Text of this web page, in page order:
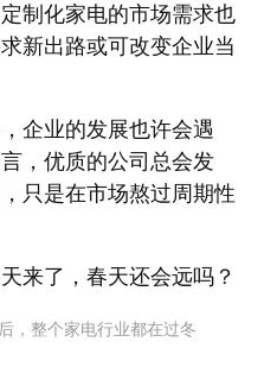
制化家电的市场需求也
新出路或可改变企业当
企业的发展也许会遇
，优质的公司总会发
只是在市场熬过周期性
来了，春天还会远吗？
，整个家电行业都在过冬